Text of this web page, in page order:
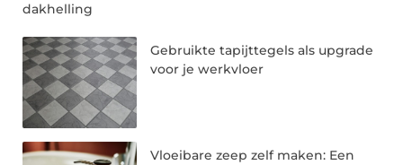
dakhelling
Gebruikte tapijttegels als upgrade
voor je werkvloer
Vloeibare zeep zelf maken: Een